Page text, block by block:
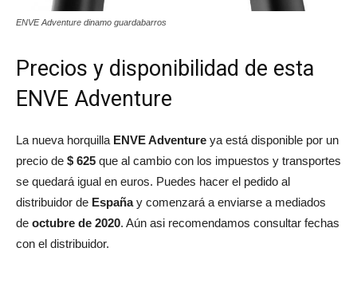
ENVE Adventure dinamo guardabarros
Precios y disponibilidad de esta
ENVE Adventure
La nueva horquilla ENVE Adventure ya está disponible por un
precio de $ 625 que al cambio con los impuestos y transportes
se quedará igual en euros. Puedes hacer el pedido al
distribuidor de Españay comenzará a enviarse a mediados
de octubre de 2020. Aún asi recomendamos consultar fechas
con el distribuidor.